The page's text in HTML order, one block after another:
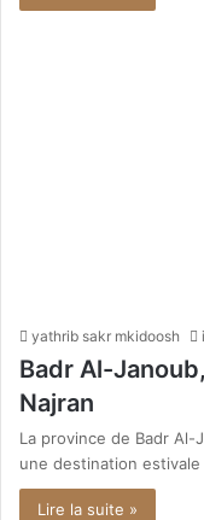
yathrib sakr mkidoosh
Badr Al-
Najran
La province de Badr Al-
une destination
Lire la suite »